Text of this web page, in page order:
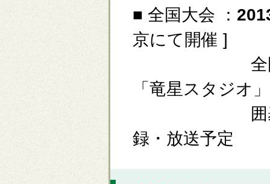
■ 全国大会 ：
京にて開催 ]
全国大会決
「竜星スタジオ
囲碁・将棋
録・放送予定